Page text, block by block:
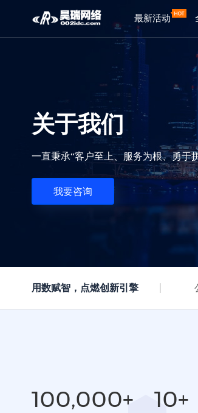
最新活动
关于我们
一直秉承“客户至上、服务为根、勇于
我要咨询
用数赋智，点燃创新引擎
100,000+ 10+